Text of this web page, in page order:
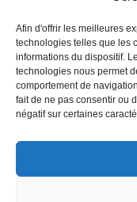
Afin d'offrir les meilleures
technologies telles que les
informations du dispositif.
technologies nous permet
comportement de
fait de ne pas consentir ou
négatif sur certaines